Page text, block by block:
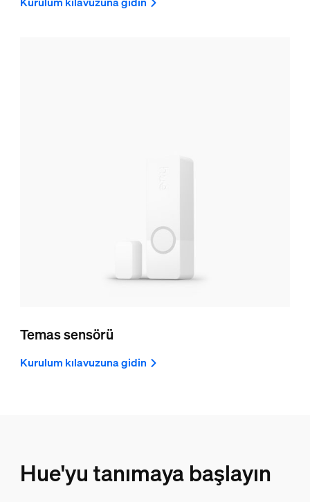
Temas sensörü
Kurulum kılavuzuna gidin
Hue'yu tanımaya başlayın